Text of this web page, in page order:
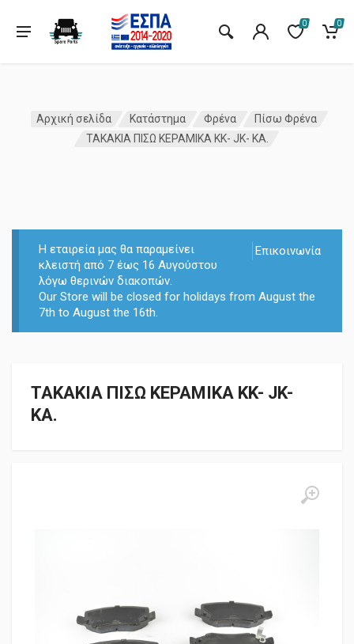
0 0
Αρχική σελίδα Κατάστημα Φρένα
Πίσω Φρένα
ΤΑΚΑΚΙΑ ΠΙΣΩ ΚΕΡΑΜΙΚΑ KK- JK- KA.
Επικοινωνία
Η εταιρεία μας θα παραμείνει
κλειστή από 7 έως 16 Αυγούστου
λόγω θερινών διακοπών.
Our Store will be closed for holidays from August the
7th to August the 16th.
ΤΑΚΑΚΙΑ ΠΙΣΩ ΚΕΡΑΜΙΚΑ KK- JK-
KA.